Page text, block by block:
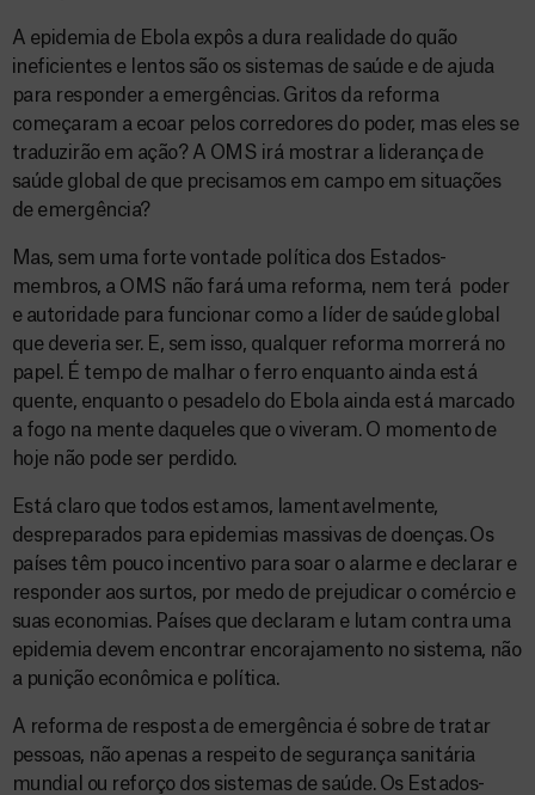
A epidemia de Ebola expôs a dura realidade do quão
ineficientes e lentos são os sistemas de saúde e de ajuda
para responder a emergências. Gritos da reforma
começaram a ecoar pelos corredores do poder, mas eles se
traduzirão em ação? A OMS irá mostrar a liderança de
saúde global de que precisamos em campo em situações
de emergência?
Mas, sem uma forte vontade política dos Estados-
membros, a OMS não fará uma reforma, nem terá poder
e autoridade para funcionar como a líder de saúde global
que deveria ser. E, sem isso, qualquer reforma morrerá no
papel. É tempo de malhar o ferro enquanto ainda está
quente, enquanto o pesadelo do Ebola ainda está marcado
a fogo na mente daqueles que o viveram. O momento de
hoje não pode ser perdido.
Está claro que todos estamos, lamentavelmente,
despreparados para epidemias massivas de doenças. Os
países têm pouco incentivo para soar o alarme e declarar e
responder aos surtos, por medo de prejudicar o comércio e
suas economias. Países que declaram e lutam contra uma
epidemia devem encontrar encorajamento no sistema, não
a punição econômica e política.
A reforma de resposta de emergência é sobre de tratar
pessoas, não apenas a respeito de segurança sanitária
mundial ou reforço dos sistemas de saúde. Os Estados-